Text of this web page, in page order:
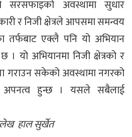
सरसफाइको अवस्थामा सुधार
र निजी क्षेत्रले आपसमा समन्वय
तर्फबाट एक्लै पनि यो अभियान
यो अभियानमा निजी क्षेत्रको र
गराउन सकेको अवस्थामा नगरको
अपनत्व हुन्छ । यसले सबैलाई
हाल सुर्खेत